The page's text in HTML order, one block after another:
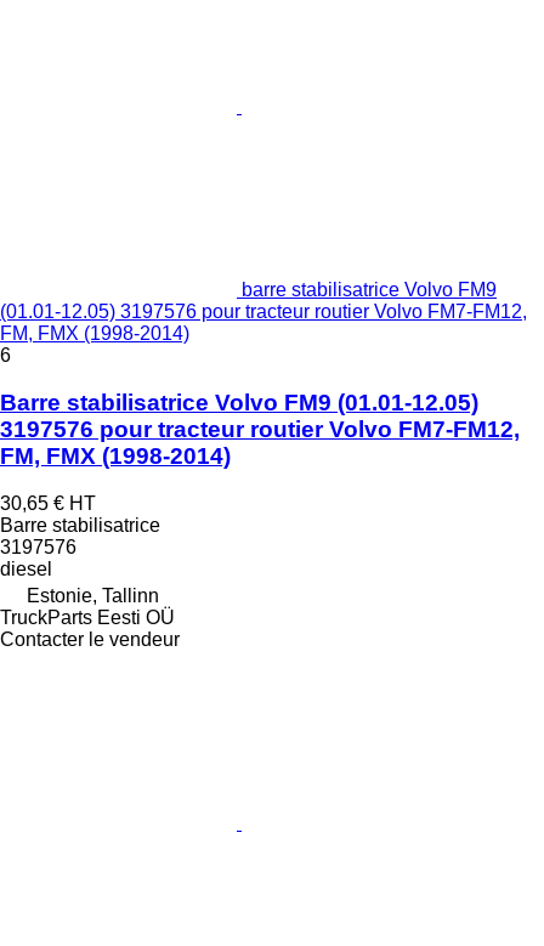
barre stabilisatrice Volvo FM9
(01.01-12.05) 3197576 pour tracteur routier Volvo FM7-FM12,
FM, FMX (1998-2014)
6
Barre stabilisatrice Volvo FM9 (01.01-12.05)
3197576 pour tracteur routier Volvo FM7-FM12,
FM, FMX (1998-2014)
30,65 € HT
Barre stabilisatrice
3197576
diesel
Estonie, Tallinn
TruckParts Eesti OÜ
Contacter le vendeur